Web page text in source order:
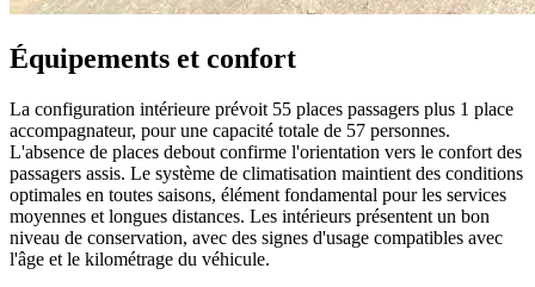
Équipements et confort
La configuration intérieure prévoit 55 places passagers plus 1 place
accompagnateur, pour une capacité totale de 57 personnes.
L'absence de places debout confirme l'orientation vers le confort des
passagers assis. Le système de climatisation maintient des conditions
optimales en toutes saisons, élément fondamental pour les services
moyennes et longues distances. Les intérieurs présentent un bon
niveau de conservation, avec des signes d'usage compatibles avec
l'âge et le kilométrage du véhicule.